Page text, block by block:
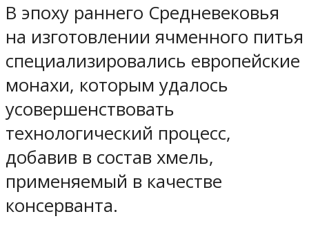
В эпоху раннего Средневековья
на изготовлении ячменного питья
специализировались европейские
монахи, которым удалось
усовершенствовать
технологический процесс,
добавив в состав хмель,
применяемый в качестве
консерванта.